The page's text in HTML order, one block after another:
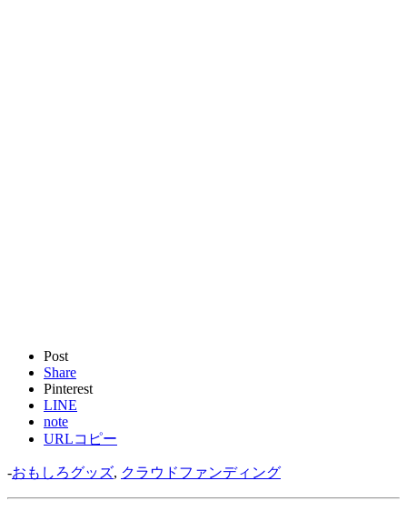
Post
Share
Pinterest
LINE
note
URLコピー
-おもしろグッズ, クラウドファンディング